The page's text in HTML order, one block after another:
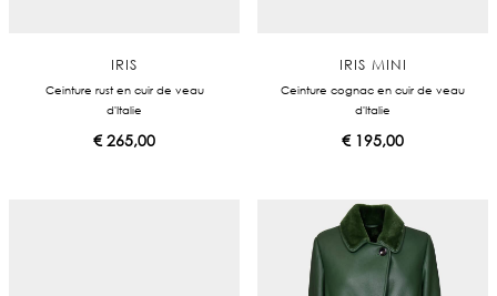
IRIS
Ceinture rust en cuir de veau
d'Italie
€265,00
IRIS MINI
Ceinture cognac en cuir de veau
d'Italie
€195,00